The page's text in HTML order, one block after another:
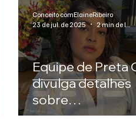
Equipe de Preta
divulga detalhes
sobre
sepultamento da
Conceito comElaineRibeiro
23 de jul. de 2025
2 min de leitura